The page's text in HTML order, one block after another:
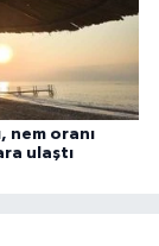
nem oranı
ulaştı